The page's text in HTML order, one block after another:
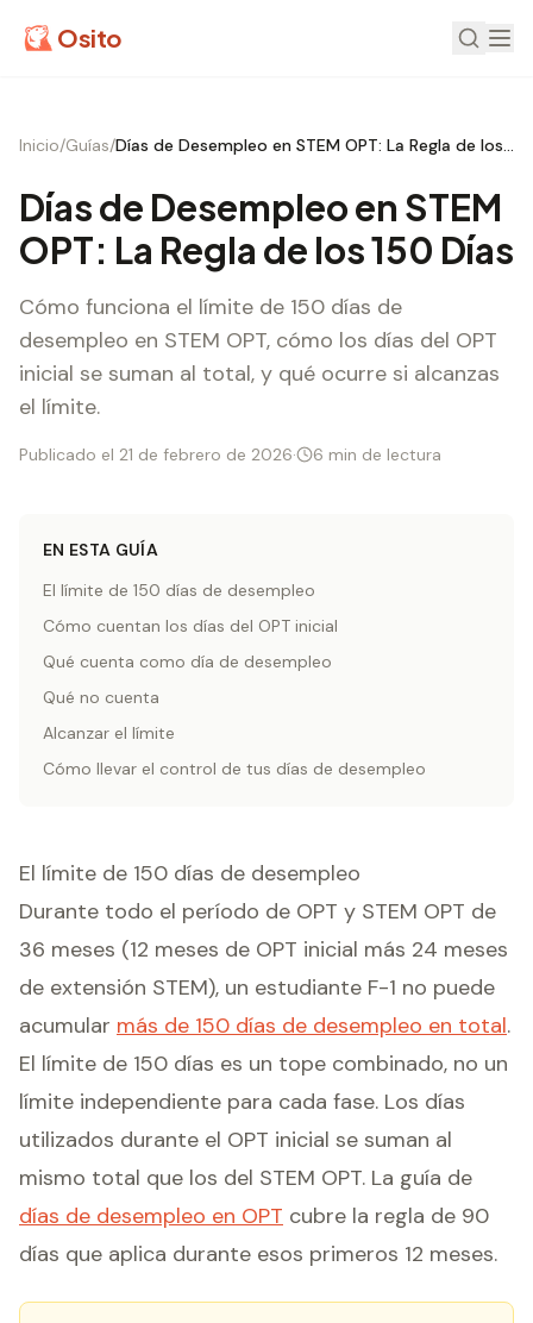
Osito
Inicio/Guías/ Días de Desempleo en STEM OPT: La Regla de los 150 Días
Días de Desempleo en STEM
OPT: La Regla de los 150 Días
Cómo funciona el límite de 150 días de
desempleo en STEM OPT, cómo los días del OPT
inicial se suman al total, y qué ocurre si alcanzas
el límite.
Publicado el 21 de febrero de 2026· 6 min de lectura
EN ESTA GUÍA
El límite de 150 días de desempleo
Cómo cuentan los días del OPT inicial
Qué cuenta como día de desempleo
Qué no cuenta
Alcanzar el límite
Cómo llevar el control de tus días de desempleo
El límite de 150 días de desempleo
Durante todo el período de OPT y STEM OPT de
36 meses (12 meses de OPT inicial más 24 meses
de extensión STEM), un estudiante F-1 no puede
acumular más de 150 días de desempleo en total.
El límite de 150 días es un tope combinado, no un
límite independiente para cada fase. Los días
utilizados durante el OPT inicial se suman al
mismo total que los del STEM OPT. La guía de
días de desempleo en OPT cubre la regla de 90
días que aplica durante esos primeros 12 meses.